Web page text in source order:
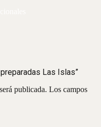
Las Islas”
publicada. Los campos